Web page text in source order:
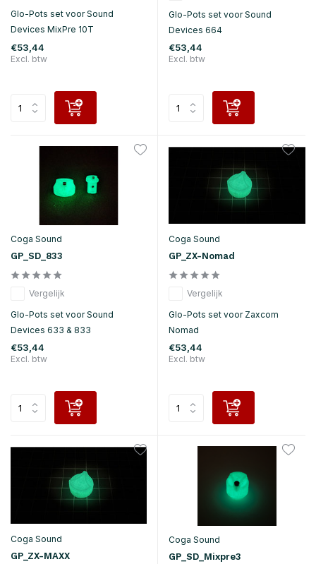
Glo-Pots set voor Sound
Devices MixPre 10T
€53,44
Excl. btw
Glo-Pots set voor Sound
Devices 664
€53,44
Excl. btw
Coga Sound
GP_SD_833
Vergelijk
Glo-Pots set voor Sound
Devices 633 & 833
€53,44
Excl. btw
Coga Sound
GP_ZX-Nomad
Vergelijk
Glo-Pots set voor Zaxcom
Nomad
€53,44
Excl. btw
Coga Sound
GP_ZX-MAXX
Coga Sound
GP_SD_Mixpre3